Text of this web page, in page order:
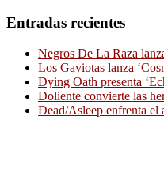
Entradas recientes
Negros De La Raza
Los Gaviotas lanza
Dying Oath presenta
Doliente convierte las
Dead/Asleep enfrenta el